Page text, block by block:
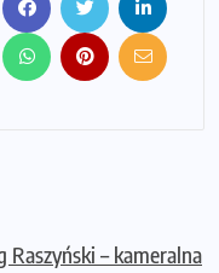
Raszyński – kameralna